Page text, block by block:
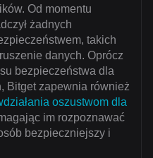
Od momentu
żadnych
takich
danych. Oprócz
bezpieczeństwa dla
Bitget zapewnia również
oszustwom dla
im rozpoznawać
bezpieczniejszy i